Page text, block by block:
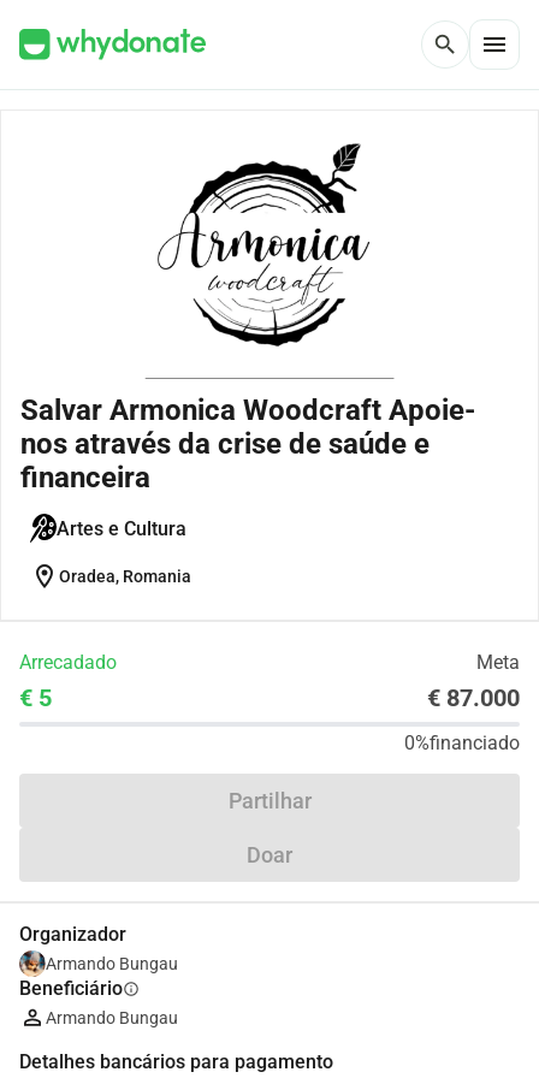
search menu
Salvar Armonica Woodcraft Apoie-
nos através da crise de saúde e
financeira
Artes e Cultura
location_on Oradea, Romania
Arrecadado Meta
€ 5 € 87.000
0%financiado
Partilhar
Doar
Organizador
Armando Bungau
Beneficiárioinfo
Armando Bungau
Detalhes bancários para pagamento